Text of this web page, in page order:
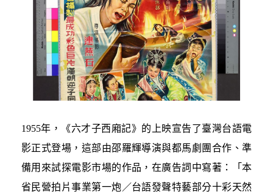
1955年，《六才子西廂記》的上映宣告了臺灣台語電
影正式登場，這部由邵羅輝導演與都馬劇團合作、準
備用來試探電影市場的作品，在廣告詞中寫著：「本
省民營拍片事業第一炮／台語發聲特藝部分十彩天然